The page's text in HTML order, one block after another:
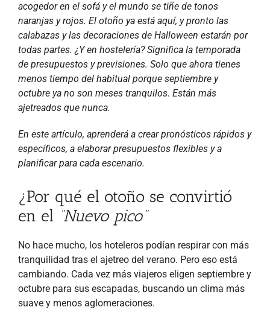
acogedor en el sofá y el mundo se tiñe de tonos
naranjas y rojos. El otoño ya está aquí, y pronto las
calabazas y las decoraciones de Halloween estarán por
todas partes. ¿Y en hostelería? Significa la temporada
de presupuestos y previsiones. Solo que ahora tienes
menos tiempo del habitual porque septiembre y
octubre ya no son meses tranquilos. Están más
ajetreados que nunca.
En este artículo, aprenderá a crear pronósticos rápidos y
específicos, a elaborar presupuestos flexibles y a
planificar para cada escenario.
¿Por qué el otoño se convirtió
en el “Nuevo pico”
No hace mucho, los hoteleros podían respirar con más
tranquilidad tras el ajetreo del verano. Pero eso está
cambiando. Cada vez más viajeros eligen septiembre y
octubre para sus escapadas, buscando un clima más
suave y menos aglomeraciones.